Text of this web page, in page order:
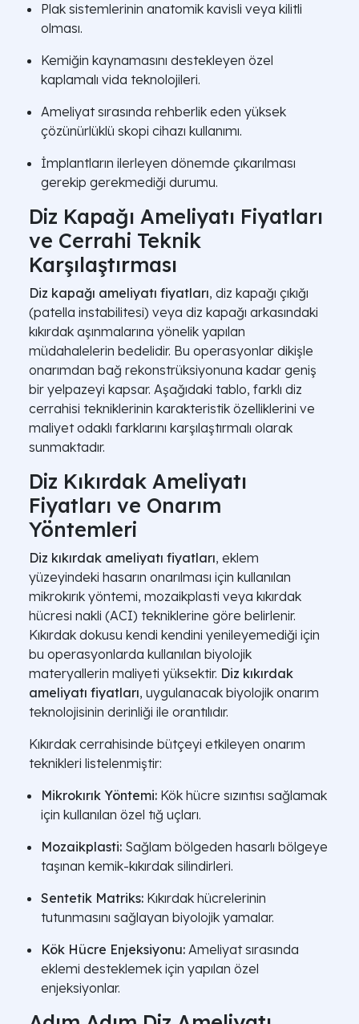
Plak sistemlerinin anatomik kavisli veya kilitli
olması.
Kemiğin kaynamasını destekleyen özel
kaplamalı vida teknolojileri.
Ameliyat sırasında rehberlik eden yüksek
çözünürlüklü skopi cihazı kullanımı.
İmplantların ilerleyen dönemde çıkarılması
gerekip gerekmediği durumu.
Diz Kapağı Ameliyatı Fiyatları
ve Cerrahi Teknik
Karşılaştırması
Diz kapağı ameliyatı fiyatları, diz kapağı çıkığı
(patella instabilitesi) veya diz kapağı arkasındaki
kıkırdak aşınmalarına yönelik yapılan
müdahalelerin bedelidir. Bu operasyonlar dikişle
onarımdan bağ rekonstrüksiyonuna kadar geniş
bir yelpazeyi kapsar. Aşağıdaki tablo, farklı diz
cerrahisi tekniklerinin karakteristik özelliklerini ve
maliyet odaklı farklarını karşılaştırmalı olarak
sunmaktadır.
Diz Kıkırdak Ameliyatı
Fiyatları ve Onarım
Yöntemleri
Diz kıkırdak ameliyatı fiyatları, eklem
yüzeyindeki hasarın onarılması için kullanılan
mikrokırık yöntemi, mozaikplasti veya kıkırdak
hücresi nakli (ACI) tekniklerine göre belirlenir.
Kıkırdak dokusu kendi kendini yenileyemediği için
bu operasyonlarda kullanılan biyolojik
materyallerin maliyeti yüksektir. Diz kıkırdak
ameliyatı fiyatları, uygulanacak biyolojik onarım
teknolojisinin derinliği ile orantılıdır.
Kıkırdak cerrahisinde bütçeyi etkileyen onarım
teknikleri listelenmiştir:
Mikrokırık Yöntemi: Kök hücre sızıntısı sağlamak
için kullanılan özel tığ uçları.
Mozaikplasti: Sağlam bölgeden hasarlı bölgeye
taşınan kemik-kıkırdak silindirleri.
Sentetik Matriks: Kıkırdak hücrelerinin
tutunmasını sağlayan biyolojik yamalar.
Kök Hücre Enjeksiyonu: Ameliyat sırasında
eklemi desteklemek için yapılan özel
enjeksiyonlar.